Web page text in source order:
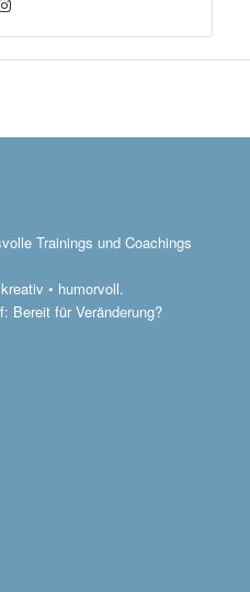
Trainings und Coachings
• humorvoll.
Bereit für Veränderung?